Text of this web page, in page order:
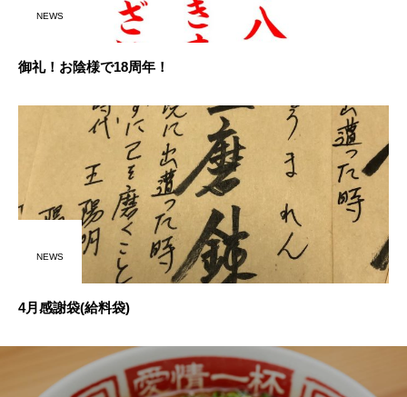
NEWS
御礼！お陰様で18周年！
NEWS
4月感謝袋(給料袋)